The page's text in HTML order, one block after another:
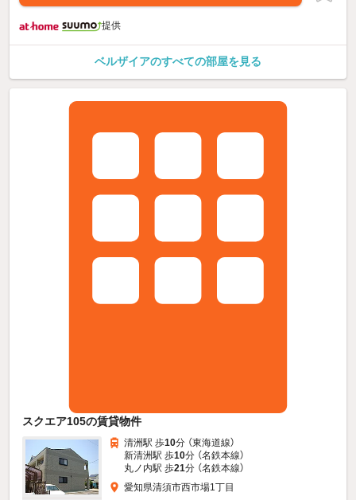
提供
ベルザイアのすべての部屋を見る
スクエア105の賃貸物件
清洲駅 歩10分 （東海道線）
新清洲駅 歩10分 （名鉄本線）
丸ノ内駅 歩21分 （名鉄本線）
愛知県清須市西市場1丁目